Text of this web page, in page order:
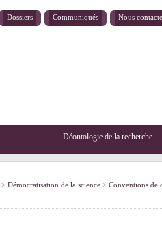
Dossiers Communiqués Nous
Déontologie de la recherche
> Démocratisation de la science > Conventions de